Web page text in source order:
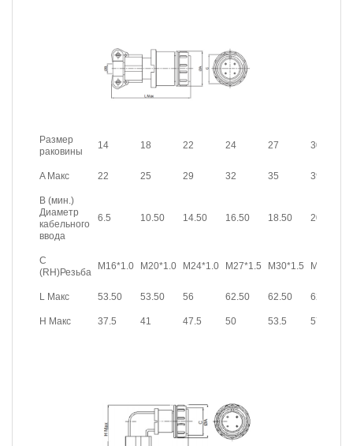
Размер
раковины
14 18 22 24 27 30
A Макс 22 25 29 32 35 39
B (мин.)
Диаметр
кабельного
ввода
6.5 10.50 14.50 16.50 18.50 20.50
C
(RH)Резьба
M16*1.0 M20*1.0 M24*1.0 M27*1.5 M30*1.5 M33*1.5
L Макс 53.50 53.50 56 62.50 62.50 62.50
H Макс 37.5 41 47.5 50 53.5 57.5